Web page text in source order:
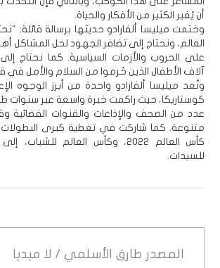
أن يُغير الكثير من الأفكار والحياة.
وختمت ميليسا ألفارادو حديثها برسالة قائلة:
العالم، ونحتاج إلى تضافر الجهود لحل المشاكل
على الحروب والأزمات السياسية. كما نحتاج
آلاف الأطفال الذين حُرموا من السلام والأمل في
وتُعد ميليسا ألفارادو واحدة من أبرز الوجوه
كوستاريكا، حيث راكمت خبرة واسعة عبر سنوات
عدد من الصحف والإذاعات والقنوات الفضائية
متنوعة. كما شاركت في تغطية كبرى البطولات
كأس العالم 2022، وكأس العالم
للسيدات.
المصدر طارق الأسلمي / لا ميديا